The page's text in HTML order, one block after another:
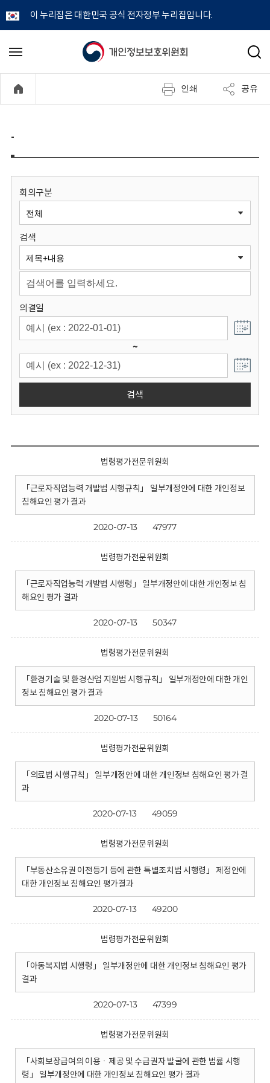
이 누리집은 대한민국 공식 전자정부 누리집입니다.
개
정
보
원
회
메
기
검
인쇄 공유
-
회의구분
검색
의결일
~
검색
법령평가전문위원회
「근로자직업능력 개발법 시행규칙」 일부개정안에 대한 개인정보
침해요인 평가 결과
2020-07-13 47977
법령평가전문위원회
「근로자직업능력 개발법 시행령」 일부개정안에 대한 개인정보 침
해요인 평가 결과
2020-07-13 50347
법령평가전문위원회
「환경기술 및 환경산업 지원법 시행규칙」 일부개정안에 대한 개인
정보 침해요인 평가 결과
2020-07-13 50164
법령평가전문위원회
「의료법 시행규칙」 일부개정안에 대한 개인정보 침해요인 평가 결
과
2020-07-13 49059
법령평가전문위원회
「부동산소유권 이전등기 등에 관한 특별조치법 시행령」 제정안에
대한 개인정보 침해요인 평가결과
2020-07-13 49200
법령평가전문위원회
「아동복지법 시행령」 일부개정안에 대한 개인정보 침해요인 평가
결과
2020-07-13 47399
법령평가전문위원회
「사회보장급여의 이용ㆍ제공 및 수급권자 발굴에 관한 법률 시행
령」 일부개정안에 대한 개인정보 침해요인 평가 결과